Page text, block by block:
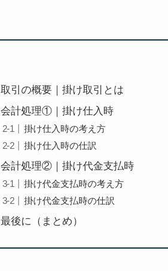
取引の概要｜掛け取引とは
会計処理①｜掛け仕入時
掛け仕入時の考え方
掛け仕入時の仕訳
会計処理②｜掛け代金支払時
掛け代金支払時の考え方
掛け代金支払時の仕訳
最後に（まとめ）